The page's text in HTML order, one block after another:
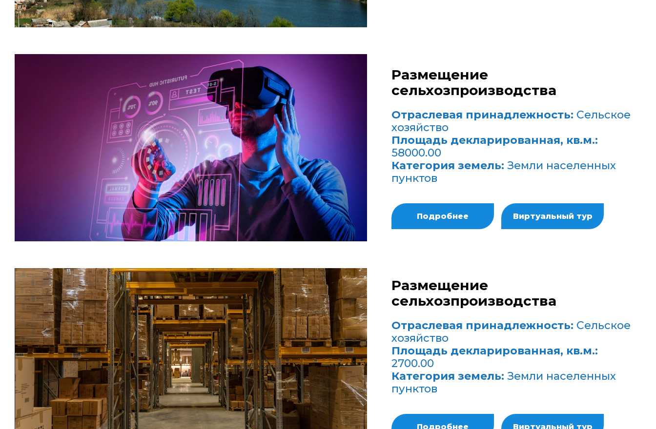
Размещение
сельхозпроизводства
Отраслевая принадлежность: Сельское
хозяйство
Площадь декларированная, кв.м.:
58000.00
Категория земель: Земли населенных
пунктов
Подробнее Виртуальный тур
Размещение
сельхозпроизводства
Отраслевая принадлежность: Сельское
хозяйство
Площадь декларированная, кв.м.:
2700.00
Категория земель: Земли населенных
пунктов
Подробнее Виртуальный тур